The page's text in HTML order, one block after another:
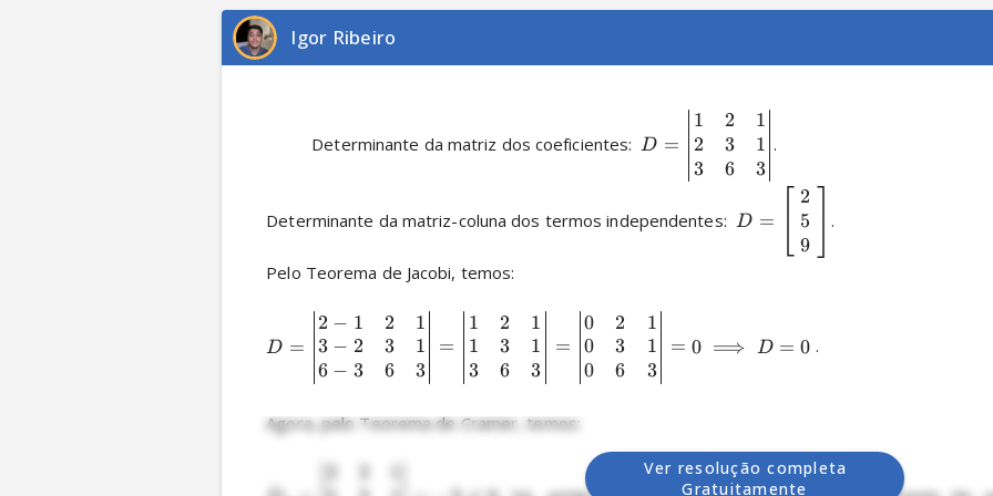
Igor Ribeiro
          Determinante da matriz dos coeficientes:
D =
1
2
3
2
3
6
1
1
3
.
Determinante da matriz-coluna dos termos independentes: D =
2
5
9
.
Pelo Teorema de Jacobi, temos:
D =
2 − 1
3 − 2
6 − 3
2
3
6
1
1
3
=
1
1
3
2
3
6
1
1
3
=
0
0
0
2
3
6
1
1
3
= 0 ⟹ D = 0 .
Agora, pelo Teorema de Cramer, temos:
Ver resolução completa
Gratuitamente